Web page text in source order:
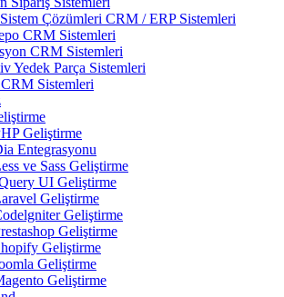
Çözümleri CRM / ERP Sistemleri
CRM Sistemleri
CRM Sistemleri
Yedek Parça Sistemleri
Sistemleri
Geliştirme
Entegrasyonu
ve Sass Geliştirme
UI Geliştirme
Geliştirme
Geliştirme
Geliştirme
Geliştirme
Geliştirme
Geliştirme